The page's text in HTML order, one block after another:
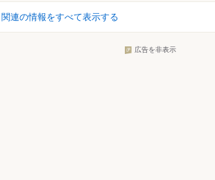
関連の情報をすべて表示する
広告を非表示